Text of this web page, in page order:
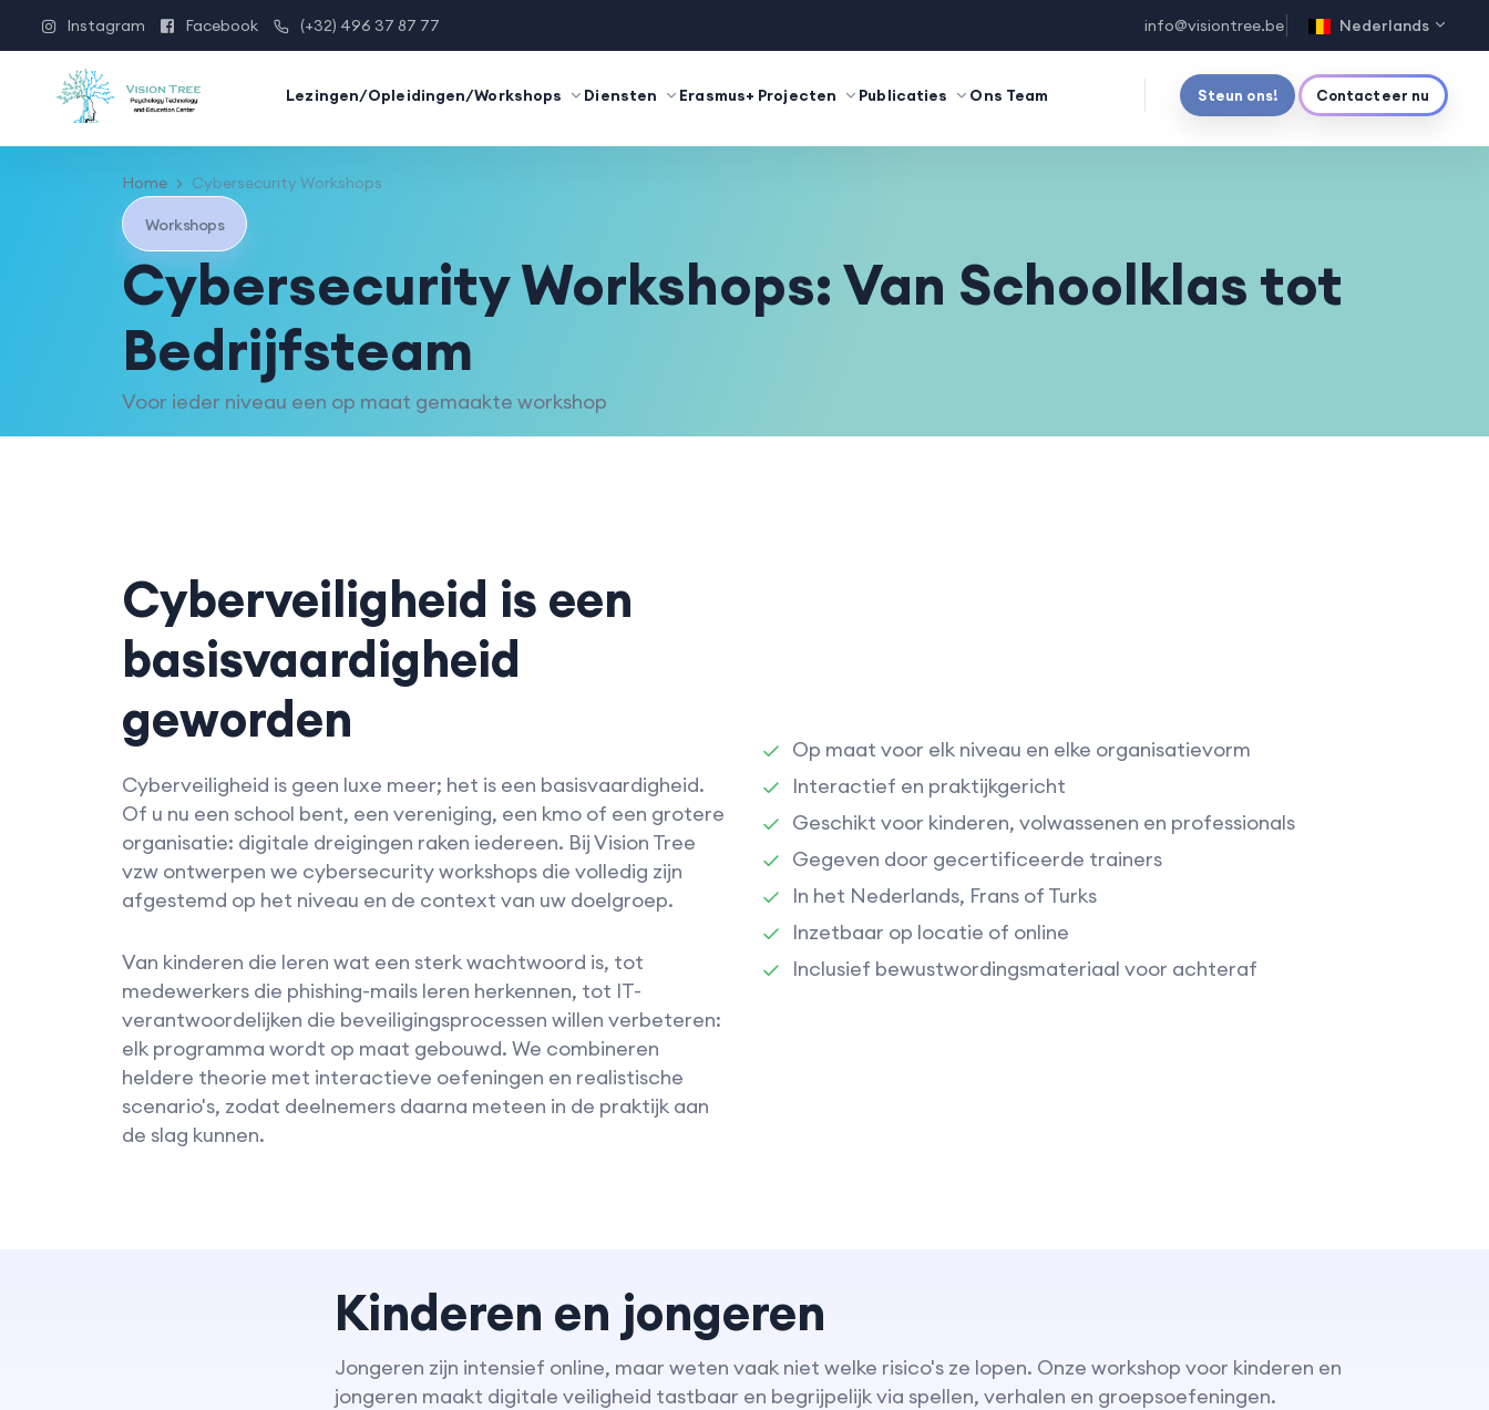
Instagram Facebook (+32) 496 37 87 77 info@visiontree.be Nederlands
Lezingen/Opleidingen/Workshops Diensten Erasmus+ Projecten Publicaties Ons Team Steun ons! Contacteer nu
Home Cybersecurity Workshops
Workshops
Cybersecurity Workshops: Van Schoolklas tot
Bedrijfsteam
Voor ieder niveau een op maat gemaakte workshop
Cyberveiligheid is een
basisvaardigheid
geworden
Cyberveiligheid is geen luxe meer; het is een basisvaardigheid.
Of u nu een school bent, een vereniging, een kmo of een grotere
organisatie: digitale dreigingen raken iedereen. Bij Vision Tree
vzw ontwerpen we cybersecurity workshops die volledig zijn
afgestemd op het niveau en de context van uw doelgroep.
Van kinderen die leren wat een sterk wachtwoord is, tot
medewerkers die phishing-mails leren herkennen, tot IT-
verantwoordelijken die beveiligingsprocessen willen verbeteren:
elk programma wordt op maat gebouwd. We combineren
heldere theorie met interactieve oefeningen en realistische
scenario's, zodat deelnemers daarna meteen in de praktijk aan
de slag kunnen.
Op maat voor elk niveau en elke organisatievorm
Interactief en praktijkgericht
Geschikt voor kinderen, volwassenen en professionals
Gegeven door gecertificeerde trainers
In het Nederlands, Frans of Turks
Inzetbaar op locatie of online
Inclusief bewustwordingsmateriaal voor achteraf
Kinderen en jongeren
Jongeren zijn intensief online, maar weten vaak niet welke risico's ze lopen. Onze workshop voor kinderen en
jongeren maakt digitale veiligheid tastbaar en begrijpelijk via spellen, verhalen en groepsoefeningen.